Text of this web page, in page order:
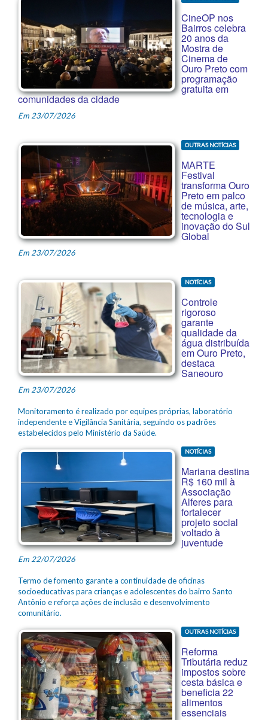
CineOP nos
Bairros celebra
20 anos da
Mostra de
Cinema de
Ouro Preto com
programação
gratuita em
comunidades da cidade
Em 23/07/2026
OUTRAS NOTÍCIAS
MARTE
Festival
transforma Ouro
Preto em palco
de música, arte,
tecnologia e
inovação do Sul
Global
Em 23/07/2026
NOTÍCIAS
Controle
rigoroso
garante
qualidade da
água distribuída
em Ouro Preto,
destaca
Saneouro
Em 23/07/2026
Monitoramento é realizado por equipes próprias, laboratório
independente e Vigilância Sanitária, seguindo os padrões
estabelecidos pelo Ministério da Saúde.
NOTÍCIAS
Mariana destina
R$ 160 mil à
Associação
Alferes para
fortalecer
projeto social
voltado à
juventude
Em 22/07/2026
Termo de fomento garante a continuidade de oficinas
socioeducativas para crianças e adolescentes do bairro Santo
Antônio e reforça ações de inclusão e desenvolvimento
comunitário.
OUTRAS NOTÍCIAS
Reforma
Tributária reduz
impostos sobre
cesta básica e
beneficia 22
alimentos
essenciais